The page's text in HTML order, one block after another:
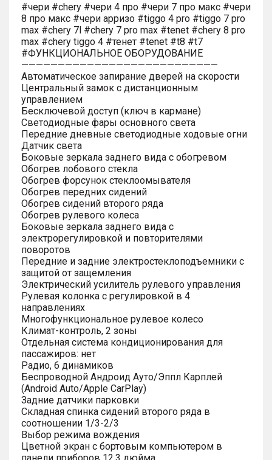
#чери #chery #чери 4 про #чери 7 про макс #чери
8 про макс #чери арризо #tiggo 4 pro #tiggo 7 pro
max #chery 7l #chery 7 pro max #tenet #chery 8 pro
max #chery tiggo 4 #тенет #tenet #t8 #t7
#ФУНКЦИОНАЛЬНОЕ ОБОРУДОВАНИЕ
———————————————————————————
Автоматическое запирание дверей на скорости
Центральный замок с дистанционным
управлением
Бесключевой доступ (ключ в кармане)
Светодиодные фары основного света
Передние дневные светодиодные ходовые огни
Датчик света
Боковые зеркала заднего вида с обогревом
Обогрев лобового стекла
Обогрев форсунок стеклоомывателя
Обогрев передних сидений
Обогрев сидений второго ряда
Обогрев рулевого колеса
Боковые зеркала заднего вида с
электрорегулировкой и повторителями
поворотов
Передние и задние электростеклоподъемники с
защитой от защемления
Электрический усилитель рулевого управления
Рулевая колонка с регулировкой в 4
направлениях
Многофункциональное рулевое колесо
Климат-контроль, 2 зоны
Отдельная система кондиционирования для
пассажиров: нет
Радио, 6 динамиков
Беспроводной Андроид Ауто/Эппл Карплей
(Android Auto/Apple CarPlay)
Задние датчики парковки
Складная спинка сидений второго ряда в
соотношении 1/3-2/3
Выбор режима вождения
Цветной экран с бортовым компьютером в
панели приборов 12.3 дюйма